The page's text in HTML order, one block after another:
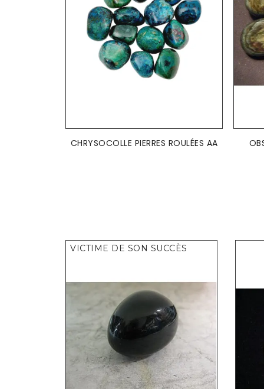
CHRYSOCOLLE PIERRES ROULÉES AA
VICTIME DE SON SUCCÈS